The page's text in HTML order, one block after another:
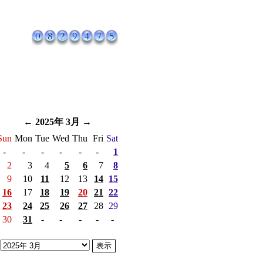
← 2025年 3月
→
Mon Tue Wed Thu Fri Sat
-
- - - - -
1
2
3 4 5 6 7
8
9
10 11 12 13 14 15
16
17 18 19 20 21
22
23
24 25 26 27 28 29
30
31 - - - - -